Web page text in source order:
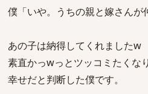
僕「いや。うちの親と嫁さんが
あの子は納得してくれましたw
素直かっwっとツッコミたくな
幸せだと判断した僕です。